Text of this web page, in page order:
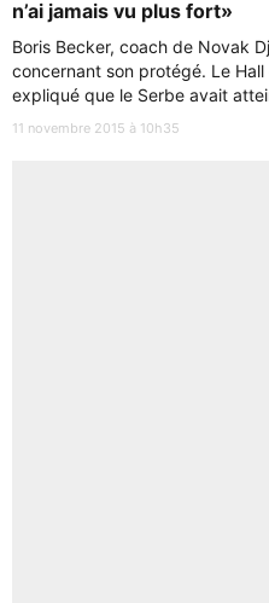
n’ai jamais vu plus fort»
Boris Becker, coach de Novak
concernant son protégé. Le
expliqué que le Serbe avait
11 novembre 2015 à 10h35